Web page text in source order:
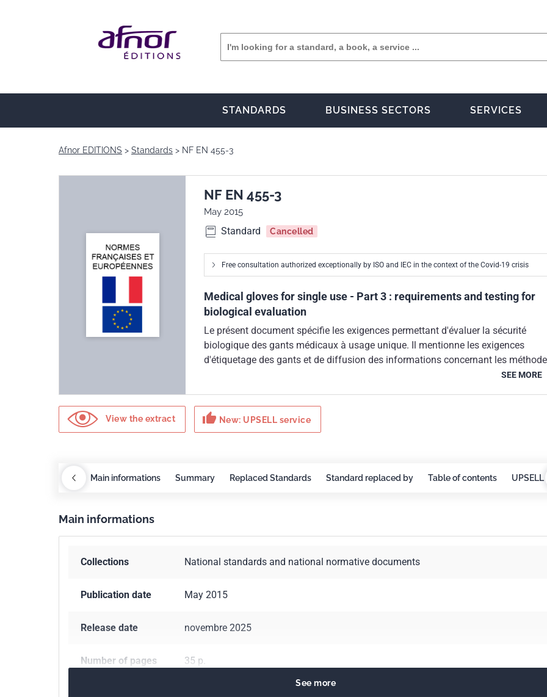
STANDARDS BUSINESS SECTORS SERVICES
Afnor EDITIONS Standards NF EN 455-3
NF EN 455-3
May 2015
Standard Cancelled
Free consultation authorized exceptionally by ISO and IEC in the context of the Covid-19 crisis
Medical gloves for single use - Part 3 : requirements and testing for
biological evaluation
Le présent document spécifie les exigences permettant d'évaluer la sécurité
biologique des gants médicaux à usage unique. Il mentionne les exigences
d'étiquetage des gants et de diffusion des informations concernant les
SEE MORE
View the extract thumb_up New: UPSELL service
COBAZ Main informations Summary Replaced Standards Standard replaced by Table of contents
Main informations
Collections National standards and national normative documents
Publication date May 2015
Release date novembre 2025
Number of pages 35 p.
See more